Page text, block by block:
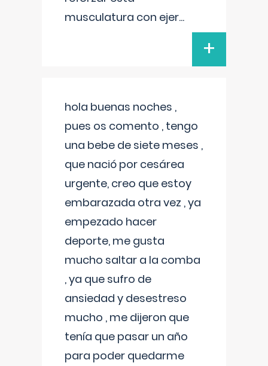
musculatura con ejer...
+
hola buenas noches ,
pues os comento , tengo
una bebe de siete meses ,
que nació por cesárea
urgente, creo que estoy
embarazada otra vez , ya
empezado hacer
deporte, me gusta
mucho saltar a la comba
, ya que sufro de
ansiedad y desestreso
mucho , me dijeron que
tenía que pasar un año
para poder quedarme